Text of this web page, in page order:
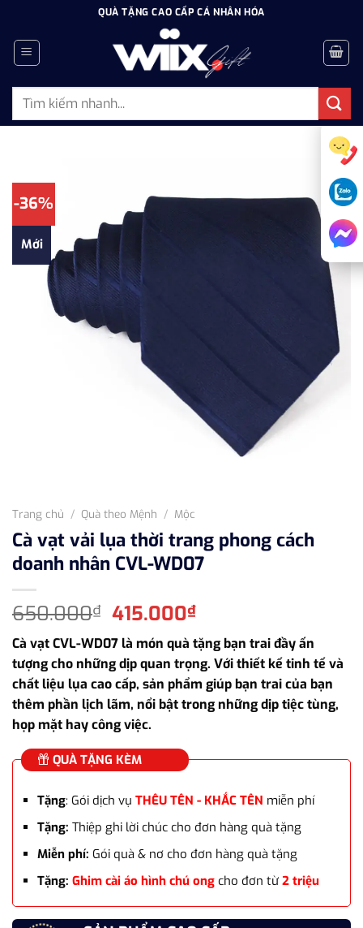
dung
QUÀ TẶNG CAO CẤP CÁ NHÂN HÓA
Tìm
-36%
Mới
Trang chủ / Quà theo Mệnh / Mộc
Cà vạt vải lụa thời trang phong cách
doanh nhân CVL-WD07
650.000₫ Giá
gốc
là:
650.000₫.
415.000₫Giá
hiện
tại
là:
415.000₫.
Cà vạt CVL-WD07 là món quà tặng bạn trai đầy ấn
tượng cho những dịp quan trọng. Với thiết kế tinh tế và
chất liệu lụa cao cấp, sản phẩm giúp bạn trai của bạn
thêm phần lịch lãm, nổi bật trong những dịp tiệc tùng,
họp mặt hay công việc.
QUÀ TẶNG KÈM
Tặng: Gói dịch vụ THÊU TÊN - KHẮC TÊN miễn phí
Tặng: Thiệp ghi lời chúc cho đơn hàng quà tặng
Miễn phí: Gói quà & nơ cho đơn hàng quà tặng
Tặng: Ghim cài áo hình chú ongcho đơn từ 2 triệu